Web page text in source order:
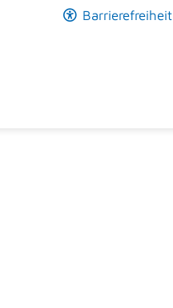
Barrierefreiheit